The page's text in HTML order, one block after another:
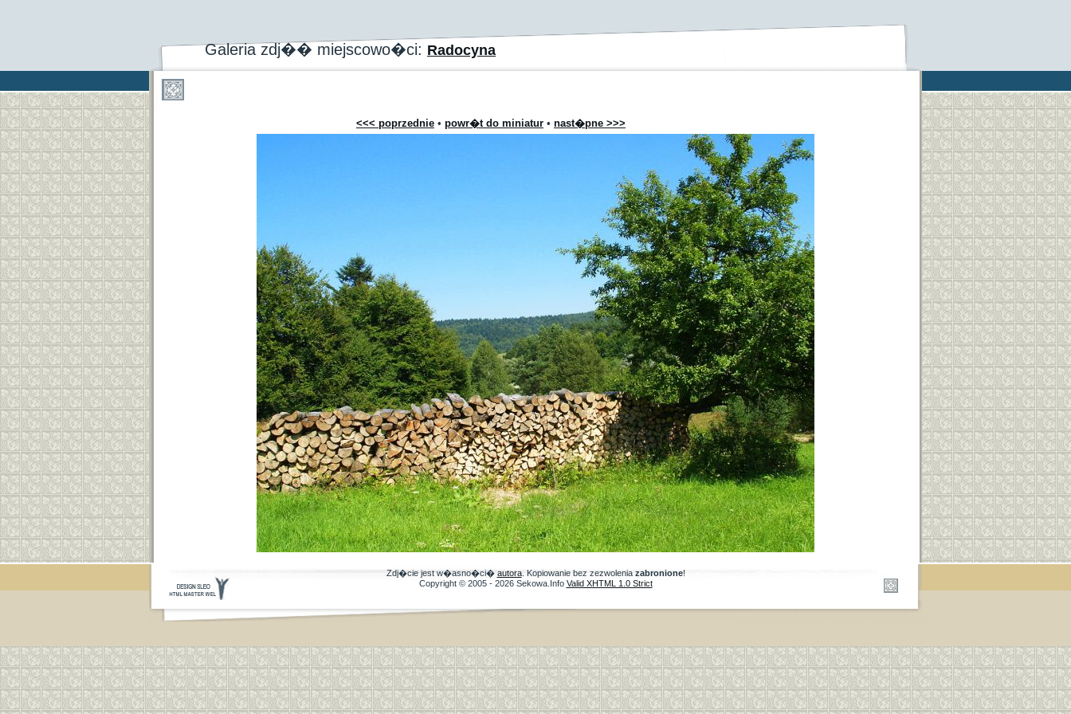
Galeria zdj�� miejscowo�ci: Radocyna
<<< poprzednie • powr�t do miniatur • nast�pne >>>
Zdj�cie jest w�asno�ci� autora. Kopiowanie bez zezwolenia zabronione!
Copyright © 2005 - 2026 Sekowa.Info Valid XHTML 1.0 Strict